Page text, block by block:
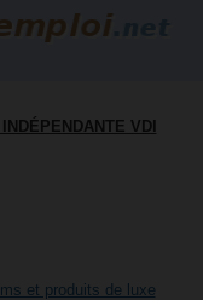
VDI
et produits de luxe